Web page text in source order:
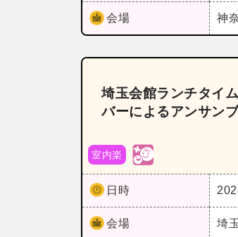
会場 神
埼玉会館ランチタイ
バーによるアンサン
室内楽
日時
会場 埼玉